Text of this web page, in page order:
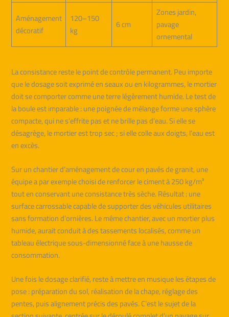
Aménagement
décoratif
120–150
kg
6 cm
Zones jardin,
pavage
ornemental
La consistance reste le point de contrôle permanent. Peu importe
que le dosage soit exprimé en seaux ou en kilogrammes, le mortier
doit se comporter comme une terre légèrement humide. Le test de
la boule est imparable : une poignée de mélange forme une sphère
compacte, qui ne s’effrite pas et ne brille pas d’eau. Si elle se
désagrège, le mortier est trop sec ; si elle colle aux doigts, l’eau est
en excès.
Sur un chantier d’aménagement de cour en pavés de granit, une
équipe a par exemple choisi de renforcer le ciment à 250 kg/m³
tout en conservant une consistance très sèche. Résultat : une
surface carrossable capable de supporter des véhicules utilitaires
sans formation d’ornières. Le même chantier, avec un mortier plus
humide, aurait conduit à des tassements localisés, comme un
tableau électrique sous-dimensionné face à une hausse de
consommation.
Une fois le dosage clarifié, reste à mettre en musique les étapes de
pose : préparation du sol, réalisation de la chape, réglage des
pentes, puis alignement précis des pavés. C’est le sujet de la